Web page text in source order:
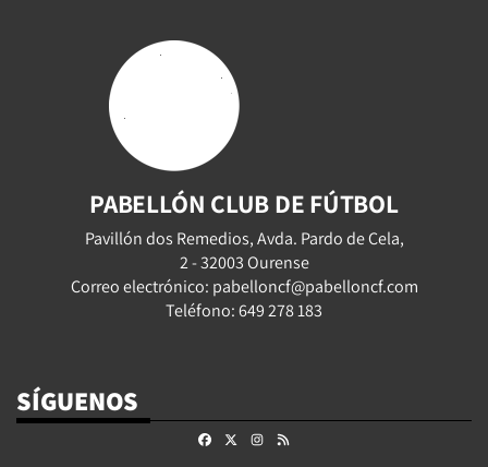
PABELLÓN CLUB DE FÚTBOL
Pavillón dos Remedios, Avda. Pardo de Cela,
2 - 32003 Ourense
Correo electrónico: pabelloncf@pabelloncf.com
Teléfono: 649 278 183
SÍGUENOS
FacebookInstagram